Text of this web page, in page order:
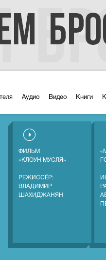
Аудио Видео Книги
ФИЛЬМ
«КЛОУН МУСЛЯ»
РЕЖИССЁР:
ВЛАДИМИР
ШАХИДЖАНЯН